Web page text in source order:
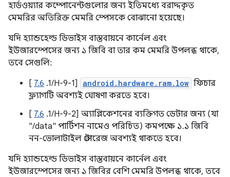
হার্ডওয়্যার কম্পোনেন্টগুলোর জন্য ইতিমধ্যে বরাদ্দকৃত
মেমরির অতিরিক্ত মেমরি স্পেসকে বোঝানো হয়েছে।
যদি হ্যান্ডহেল্ড ডিভাইস বাস্তবায়নে কার্নেল এবং
ইউজারস্পেসের জন্য ১ জিবি বা তার কম মেমরি উপলব্ধ থাকে,
তবে সেগুলি:
[ 7.6 .1/H-9-1] android.hardware.ram.low ফিচার
ফ্ল্যাগটি অবশ্যই ঘোষণা করতে হবে।
[ 7.6 .1/H-9-2] অ্যাপ্লিকেশনের ব্যক্তিগত ডেটার জন্য (যা
"/data" পার্টিশন নামেও পরিচিত) কমপক্ষে ১.১ জিবি
নন-ভোলাটাইল স্টোরেজ অবশ্যই থাকতে হবে।
যদি হ্যান্ডহেল্ড ডিভাইস বাস্তবায়নে কার্নেল এবং
ইউজারস্পেসের জন্য ১ জিবির বেশি মেমরি উপলব্ধ থাকে, তবে